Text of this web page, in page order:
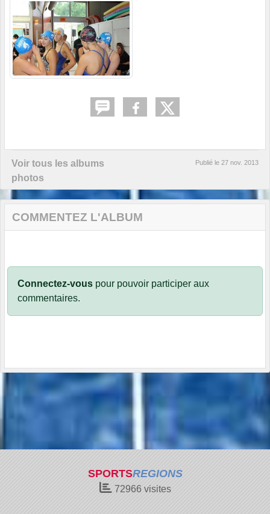
Voir tous les albums
photos
Publié le 27 nov. 2013
COMMENTEZ L'ALBUM
Connectez-vous pour pouvoir participer aux
commentaires.
SPORTSREGIONS
72966visites